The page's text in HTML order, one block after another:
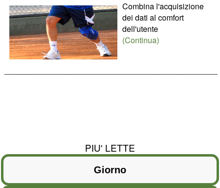
Combina l'acquisizione
dei dati al comfort
dell'utente
(Continua)
PIU' LETTE